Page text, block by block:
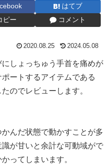
はてブ
ピー コメント
2020.08.25 2024.05.08
しょっちゅう手首を痛めが
ートするアイテムである
のでレビューします。
んだ状態で動かすことが多
が甘いと余計な可動域がで
ってしまいます。